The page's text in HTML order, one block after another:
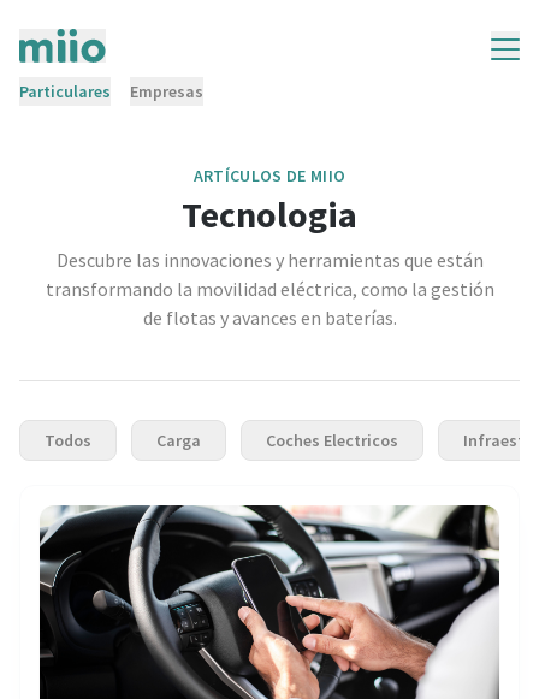
Particulares Empresas
ARTÍCULOS DE MIIO
Tecnologia
Descubre las innovaciones y herramientas que están
transformando la movilidad eléctrica, como la gestión
de flotas y avances en baterías.
Todos Carga Coches Electricos